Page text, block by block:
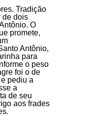
Tradição
de dois
O
promete,
Antônio,
para
o peso
foi o de
pediu a
a
de seu
aos frades